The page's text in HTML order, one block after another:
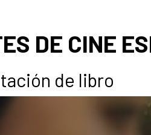
DE CINE
de libro